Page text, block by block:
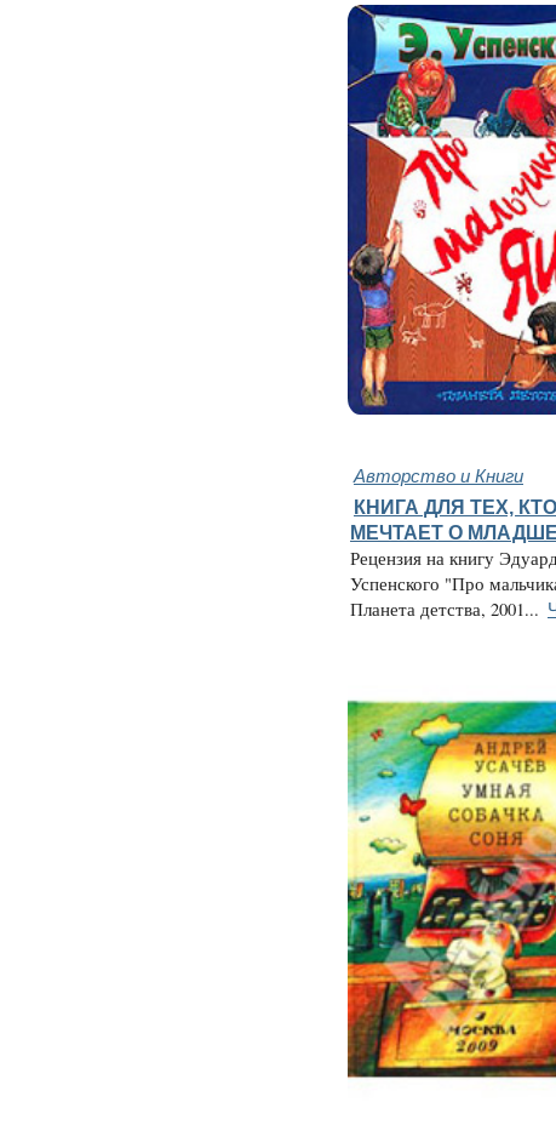
Авторство и Книги
КНИГА ДЛЯ ТЕХ, КТО
МЕЧТАЕТ О
Рецензия на книгу
Успенского "Про
Планета детства, 2001...